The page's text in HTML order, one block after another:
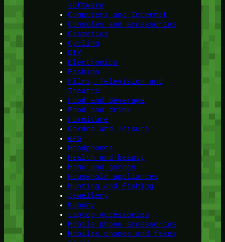
software
Computers and Internet
Consoles and accessories
Cosmetics
Cycling
DIY
Electronics
Fashion
Films, Television and
Theatre
Food and Beverage
Food and drink
Furniture
Garden and leisure
GPS
Headphones
Health and beauty
Home and garden
Household appliances
Hunting and Fishing
Jewellery
Kupony
Laptop Accessories
Mobile phone accessories
Mobiles phones and faxes